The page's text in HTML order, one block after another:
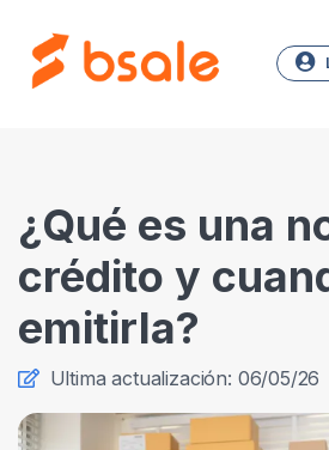
¿Qué es una
crédito y
emitirla?
Ultima actualización: 06/05/26